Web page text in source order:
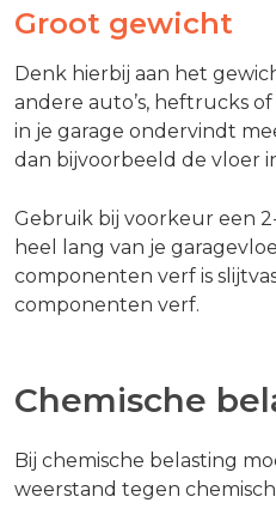
Groot gewicht
Denk hierbij aan het
andere auto’s, heftrucks
in je garage ondervindt
dan bijvoorbeeld de vloer
Gebruik bij voorkeur een
heel lang van je
componenten verf is
componenten verf.
Chemische
Bij chemische belasting
weerstand tegen